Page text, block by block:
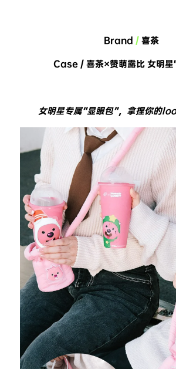
Brand / 喜茶
Case / 喜茶×赞萌露比 女明星
女明星专属“显眼包”，拿捏你的